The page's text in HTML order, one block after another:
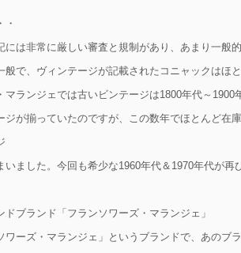
には非常に厳しい審査と規制があり、あまり一般
で、ヴィンテージが記載されたコニャックはほ
ランジェでは古いビンテージは1800年代～1900
が揃っていたのですが、この数年でほとんど在
ました。今回も希少な1960年代＆1970年代が再
ブランド「フランソワーズ・マランジェ」
ワーズ・マランジェ」というブランドで、あのブ